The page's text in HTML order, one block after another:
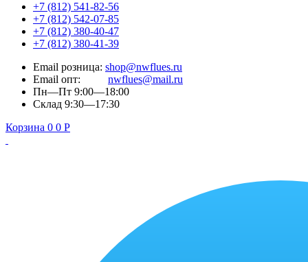
+7 (812) 541-82-56
+7 (812) 542-07-85
+7 (812) 380-40-47
+7 (812) 380-41-39
Email розница: shop@nwflues.ru
Email опт: nwflues@mail.ru
Пн—Пт 9:00—18:00
Склад 9:30—17:30
Корзина 0 0 Р